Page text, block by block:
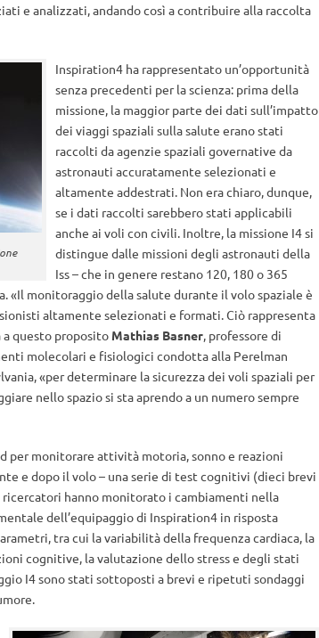
e analizzati, andando così a contribuire alla raccolta
Inspiration4 ha rappresentato un’opportunità
senza precedenti per la scienza: prima della
missione, la maggior parte dei dati sull’impatto
dei viaggi spaziali sulla salute erano stati
raccolti da agenzie spaziali governative da
astronauti accuratamente selezionati e
altamente addestrati. Non era chiaro, dunque,
se i dati raccolti sarebbero stati applicabili
anche ai voli con civili. Inoltre, la missione I4 si
distingue dalle missioni degli astronauti della
Iss – che in genere restano 120, 180 o 365
«Il monitoraggio della salute durante il volo spaziale è
altamente selezionati e formati. Ciò rappresenta
questo proposito Mathias Basner, professore di
molecolari e fisiologici condotta alla Perelman
«per determinare la sicurezza dei voli spaziali per
nello spazio si sta aprendo a un numero sempre
per monitorare attività motoria, sonno e reazioni
e dopo il volo – una serie di test cognitivi (dieci brevi
ricercatori hanno monitorato i cambiamenti nella
dell’equipaggio di Inspiration4 in risposta
tra cui la variabilità della frequenza cardiaca, la
cognitive, la valutazione dello stress e degli stati
I4 sono stati sottoposti a brevi e ripetuti sondaggi